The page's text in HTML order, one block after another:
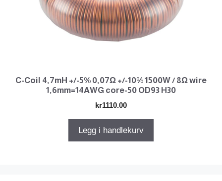
C-Coil 4,7mH +/-5% 0,07Ω +/-10% 1500W / 8Ω wire
1,6mm=14AWG core-50 OD93 H30
kr1110.00
Legg i handlekurv